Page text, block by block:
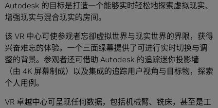
Autodesk 的目标是打造一个能够实时轻松地探索虚拟现实、
增强现实与混合现实的房间。
该 VR 中心可使参观者忘卻虚拟世界与现实世界的界限，获得
兴奋难忘的体验。一个三面绿幕提供了可进行实时切换与调
整的背景。参观者还可借助 Autodesk 的追踪迷你投影墙
（由 4K 屏幕制成）以及集成的追踪用户视角与目标物，探索
个人用例。
VR 卓越中心可呈现任何数据，包括机械臂、铣床，甚至是工